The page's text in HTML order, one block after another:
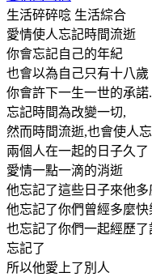
生活碎碎唸 生活綜合
愛情使人忘記時間流逝
你會忘記自己的年紀
也會以為自己只有十八歲
你會許下一生一世的承諾.
忘記時間為改變一切,
然而時間流逝,也會使人
兩個人在一起的日子久了
愛情一點一滴的消逝
他忘記了這些日子來他多
他忘記了你們曾經多麼快
也忘記了你們一起經歷了
忘記了
所以他愛上了別人